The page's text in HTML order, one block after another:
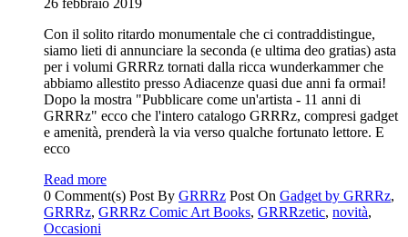
Con il solito ritardo monumentale che ci contraddistingue,
siamo lieti di annunciare la seconda (e ultima deo gratias) asta
per i volumi GRRRz tornati dalla ricca wunderkammer che
abbiamo allestito presso Adiacenze quasi due anni fa ormai!
Dopo la mostra "Pubblicare come un'artista - 11 anni di
GRRRz" ecco che l'intero catalogo GRRRz, compresi gadget
e amenità, prenderà la via verso qualche fortunato lettore. E
ecco
Read more
0 Comment(s) Post By GRRRz Post On Gadget by GRRRz,
GRRRz, GRRRz Comic Art Books, GRRRzetic, novità,
Occasioni